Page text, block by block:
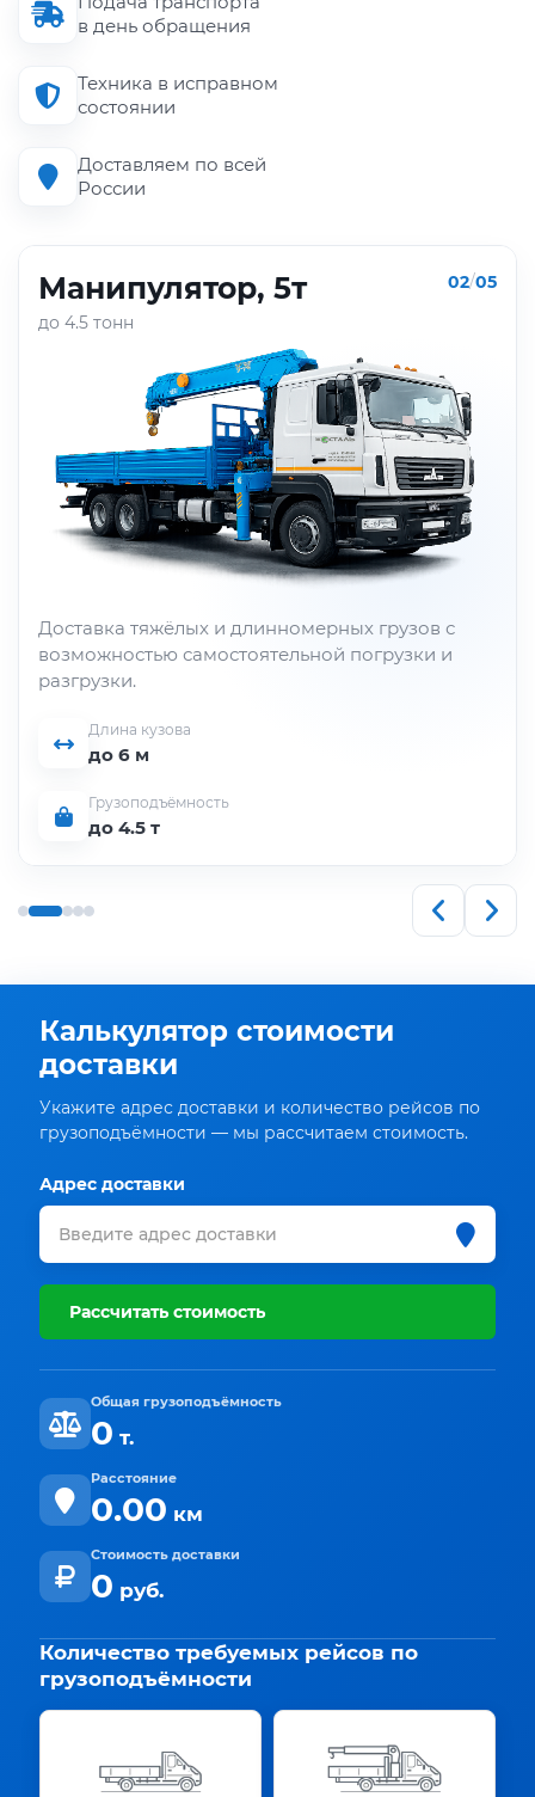
в день обращения
Техника в исправном
состоянии
Доставляем по всей
России
Манипулятор, 5т
до 4.5 тонн
02/05
Доставка тяжёлых и длинномерных грузов с
возможностью самостоятельной погрузки и
разгрузки.
Длина кузова
до 6 м
Грузоподъёмность
до 4.5 т
Калькулятор стоимости
доставки
Укажите адрес доставки и количество рейсов по
грузоподъёмности — мы рассчитаем стоимость.
Адрес доставки
Рассчитать стоимость
Общая грузоподъёмность
0 т.
Расстояние
0.00 км
Стоимость доставки
0 руб.
Количество требуемых рейсов по
грузоподъёмности